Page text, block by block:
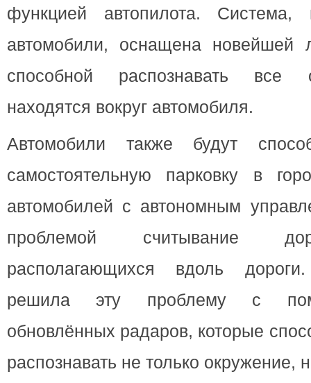
функцией автопилота. Система,
автомобили, оснащена новейшей
способной распознавать все
находятся вокруг автомобиля.
Автомобили также будут
самостоятельную парковку в
автомобилей с автономным
проблемой считывание
располагающихся вдоль
решила эту проблему с
обновлённых радаров, которые
распознавать не только окружение,